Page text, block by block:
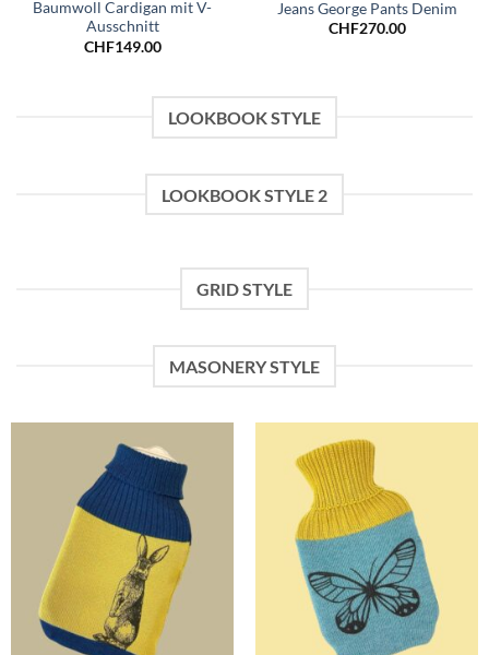
Baumwoll Cardigan mit V-
Ausschnitt
CHF149.00
Jeans George Pants Denim
CHF270.00
LOOKBOOK STYLE
LOOKBOOK STYLE 2
GRID STYLE
MASONERY STYLE